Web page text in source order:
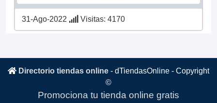
31-Ago-2022 Visitas: 4170
Directorio tiendas online - dTiendasOnline - Copyright
©
Promociona tu tienda online gratis